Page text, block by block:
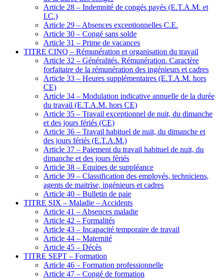
Article 28 – Indemnité de congés payés (E.T.A.M. et
I.C.)
Article 29 – Absences exceptionnelles C.E.
Article 30 – Congé sans solde
Article 31 – Prime de vacances
TITRE CINQ – Rémunération et organisation du travail
Article 32 – Généralités. Rémunération. Caractère
forfaitaire de la rémunération des ingénieurs et cadres
Article 33 – Heures supplémentaires (E.T.A.M. hors
CE)
Article 34 – Modulation indicative annuelle de la durée
du travail (E.T.A.M. hors CE)
Article 35 – Travail exceptionnel de nuit, du dimanche
et des jours fériés (CE)
Article 36 – Travail habituel de nuit, du dimanche et
des jours fériés (E.T.A.M.)
Article 37 – Paiement du travail habituel de nuit, du
dimanche et des jours fériés
Article 38 – Equipes de suppléance
Article 39 – Classification des employés, techniciens,
agents de maitrise, ingénieurs et cadres
Article 40 – Bulletin de paie
TITRE SIX – Maladie – Accidents
Article 41 – Absences maladie
Article 42 – Formalités
Article 43 – Incapacité temporaire de travail
Article 44 – Maternité
Article 45 – Décès
TITRE SEPT – Formation
Article 46 – Formation professionnelle
Article 47 – Congé de formation